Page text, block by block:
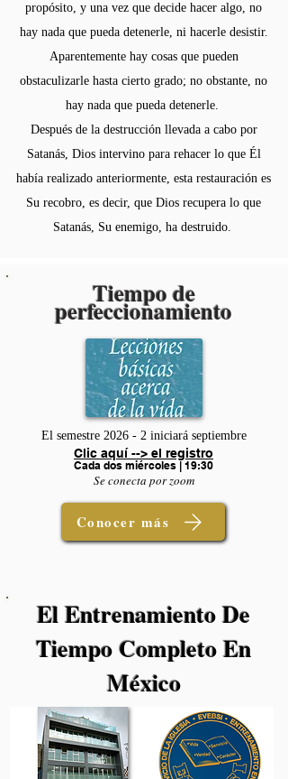
propósito, y una vez que decide hacer algo, no
hay nada que pueda detenerle, ni hacerle desistir.
Aparentemente hay cosas que pueden
obstaculizarle hasta cierto grado; no obstante, no
hay nada que pueda detenerle.
Después de la destrucción llevada a cabo por
Satanás, Dios intervino para rehacer lo que Él
había realizado anteriormente, esta restauración es
Su recobro, es decir, que Dios recupera lo que
Satanás, Su enemigo, ha destruido.
Tiempo de
perfeccionamiento
El semestre 2026 - 2 iniciará septiembre
Clic aquí --> el registro
Cada dos miércoles | 19:30
Se conecta por zoom
Conocer más
El Entrenamiento De
Tiempo Completo En
México